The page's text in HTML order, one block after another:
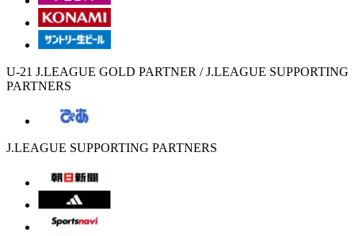
U-21 J.LEAGUE GOLD PARTNER / J.LEAGUE SUPPORTING
PARTNERS
J.LEAGUE SUPPORTING PARTNERS